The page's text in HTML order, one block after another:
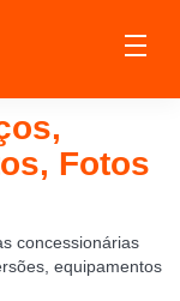
Fotos
concessionárias
equipamentos